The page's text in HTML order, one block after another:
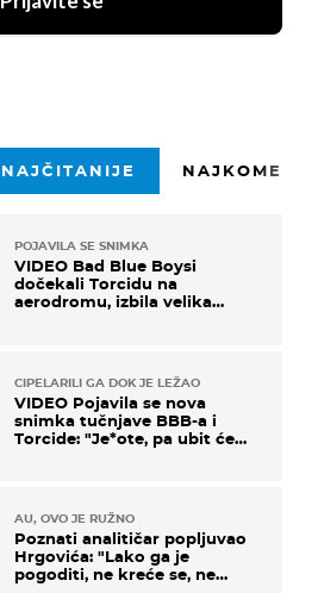
NAJČITANIJE
POJAVILA SE SNIMKA
VIDEO Bad Blue Boysi
dočekali Torcidu na
aerodromu, izbila velika
CIPELARILI GA DOK JE LEŽAO
VIDEO Pojavila se nova
snimka tučnjave BBB-a i
Torcide: "Je*ote, pa ubit će
AU, OVO JE RUŽNO
Poznati analitičar popljuvao
Hrgovića: "Lako ga je
pogoditi, ne kreće se, ne